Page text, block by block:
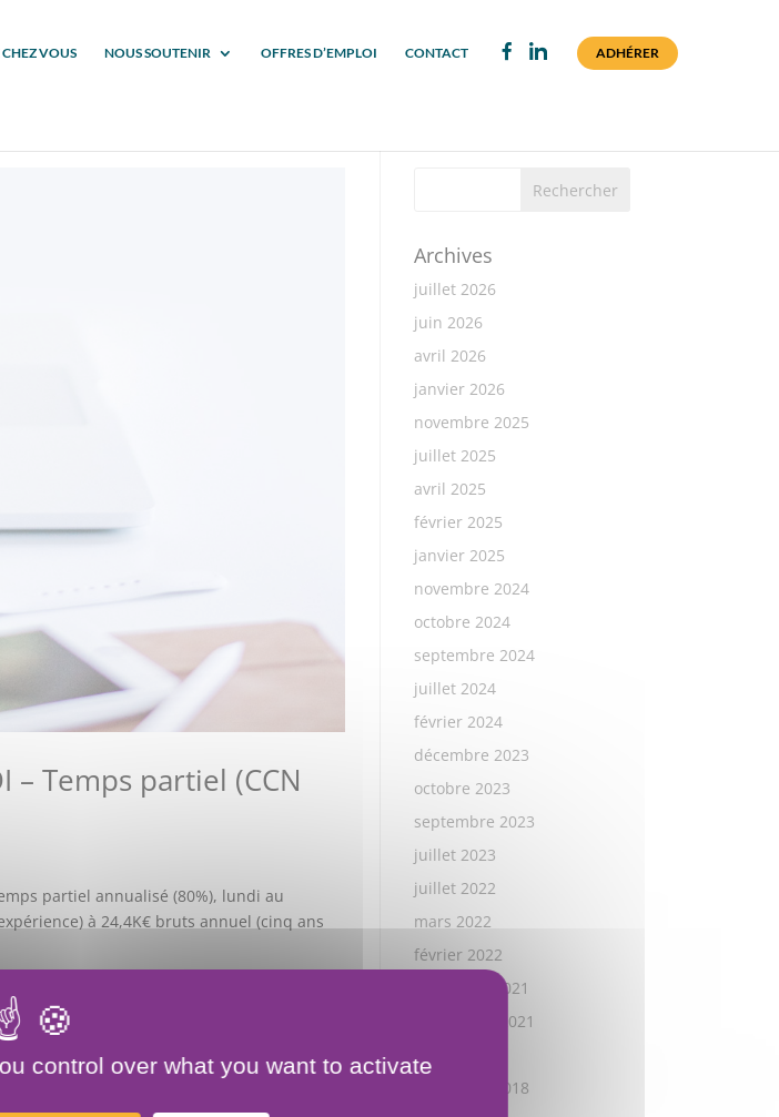
CHEZ VOUS NOUS SOUTENIR OFFRES D’EMPLOI CONTACT ADHÉRER
Temps partiel (CCN
partiel annualisé (80%), lundi au
à 24,4K€ bruts annuel (cinq ans
Archives
juillet 2026
juin 2026
avril 2026
janvier 2026
novembre 2025
juillet 2025
avril 2025
février 2025
janvier 2025
novembre 2024
octobre 2024
septembre 2024
juillet 2024
février 2024
décembre 2023
octobre 2023
septembre 2023
juillet 2023
juillet 2022
mars 2022
février 2022
décembre 2021
septembre 2021
janvier 2019
décembre 2018
control over what you want to activate